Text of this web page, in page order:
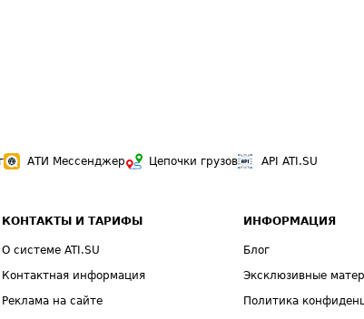
АТИ Мессенджер Цепочки грузов API ATI.SU
КОНТАКТЫ И ТАРИФЫ
О системе ATI.SU
Контактная информация
Реклама на сайте
ИНФОРМАЦИЯ
Блог
Эксклюзивные
Политика